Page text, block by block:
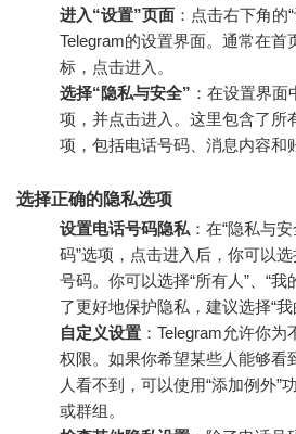
进入“设置”页面 ：点击右下角的
Telegram的设置界面。通常在首
标，点击进入。
选择“隐私与安全” ：在设置界面
项，并点击进入。这里包含了所
项，包括电话号码、消息内容和
选择正确的隐私选项
设置电话号码隐私 ：在“隐私与
码”选项，点击进入后，你可以
号码。你可以选择“所有人”、“我
了更好地保护隐私，建议选择“我
自定义设置 ：Telegram允许你
权限。如果你希望某些人能够看
人看不到，可以使用“添加例外”
或群组。